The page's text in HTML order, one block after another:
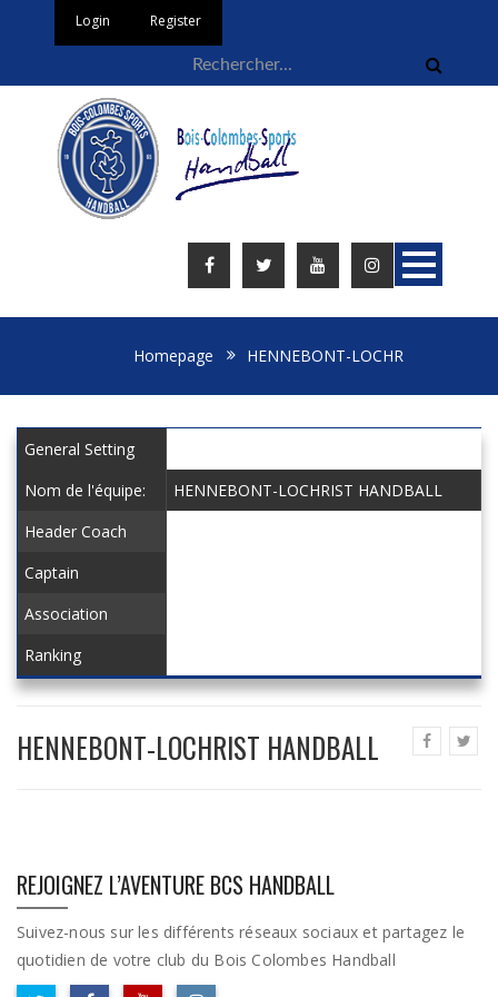
Login Register
Homepage HENNEBONT-LOCHR
General Setting
Nom de l'équipe:
HENNEBONT-LOCHRIST HANDBALL
Header Coach
Captain
Association
Ranking
HENNEBONT-LOCHRIST HANDBALL
REJOIGNEZ L’AVENTURE BCS HANDBALL
Suivez-nous sur les différents réseaux sociaux et partagez le
quotidien de votre club du Bois Colombes Handball